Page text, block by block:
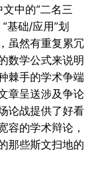
文中的“二名三
基础/应用”划
虽然有重复累冗
数学公式来说明
棘手的学术争端
章呈送涉及争论
论战提供了好看
容的学术辩论，
那些斯文扫地的